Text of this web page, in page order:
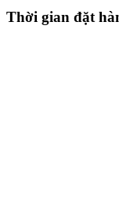
Thời gian đặt